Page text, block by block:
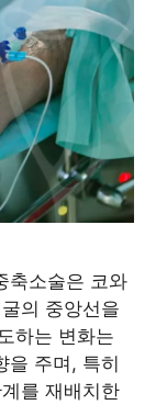
축소술은 코와
의 중앙선을
하는 변화는
을 주며, 특히
를 재배치한